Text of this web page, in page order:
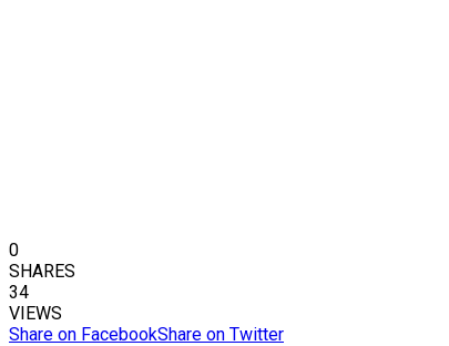
0
SHARES
34
VIEWS
Share on FacebookShare on Twitter